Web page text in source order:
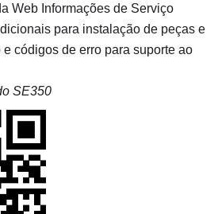
Web Informações de Serviço
para instalação de peças e
códigos de erro para suporte ao
SE350